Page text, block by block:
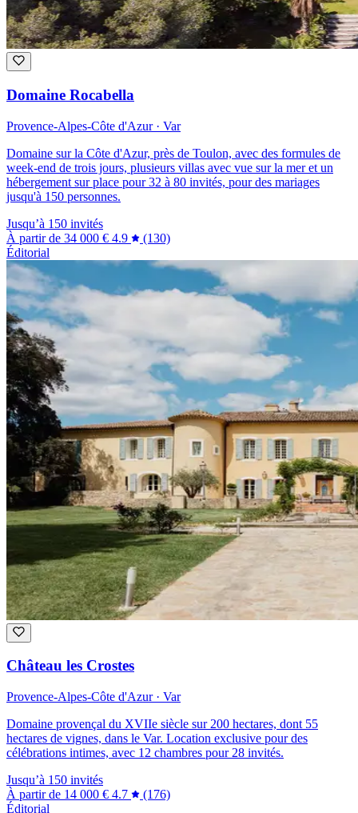
Domaine Rocabella
Provence-Alpes-Côte d'Azur · Var
Domaine sur la Côte d'Azur, près de Toulon, avec des formules de
week-end de trois jours, plusieurs villas avec vue sur la mer et un
hébergement sur place pour 32 à 80 invités, pour des mariages
jusqu'à 150 personnes.
Jusqu’à 150 invités
À partir de 34 000 € 4.9
(130)
Éditorial
Château les Crostes
Provence-Alpes-Côte d'Azur · Var
Domaine provençal du XVIIe siècle sur 200 hectares, dont 55
hectares de vignes, dans le Var. Location exclusive pour des
célébrations intimes, avec 12 chambres pour 28 invités.
Jusqu’à 150 invités
À partir de 14 000 € 4.7
(176)
Éditorial